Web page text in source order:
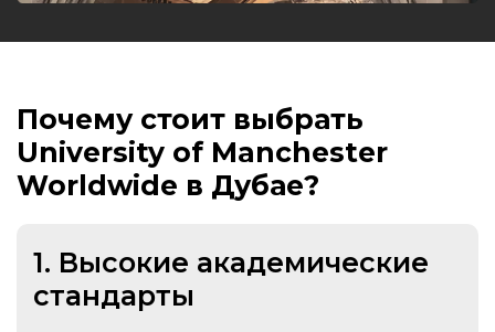
Почему стоит выбрать
University of Manchester
Worldwide в Дубае?
1. Высокие академические
стандарты